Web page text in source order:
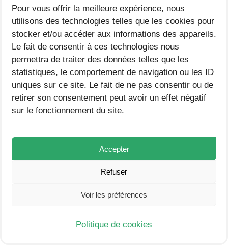
Pour vous offrir la meilleure expérience, nous
utilisons des technologies telles que les cookies pour
stocker et/ou accéder aux informations des appareils.
Le fait de consentir à ces technologies nous
permettra de traiter des données telles que les
statistiques, le comportement de navigation ou les ID
uniques sur ce site. Le fait de ne pas consentir ou de
retirer son consentement peut avoir un effet négatif
sur le fonctionnement du site.
Accepter
Refuser
Voir les préférences
Politique de cookies
virela
ngue
s,
évalu
ation
orale,
estiss
t,
ation
fois (permet l’évaluation
orale individuelle).
Observer et noter
discrètement la maîtrise de
f/v pour chaque élève (grille
d’observation simple).
qu’un segment de 3-4 mots
(ex. : « Fanette fait de la
Complexification : proposer
la fée vole vers la forêt